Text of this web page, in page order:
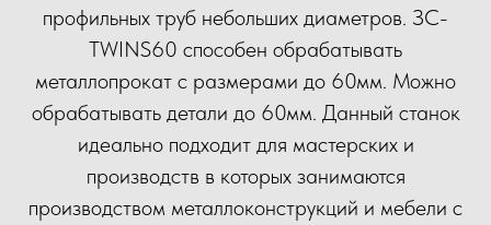
профильных труб небольших диаметров. ЗС-
TWINS60 способен обрабатывать
металлопрокат с размерами до 60мм. Можно
обрабатывать детали до 60мм. Данный станок
идеально подходит для мастерских и
производств в которых занимаются
производством металлоконструкций и мебели с